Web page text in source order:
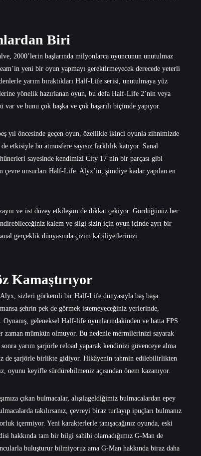
Biri
2000’lerin başlarında milyonlarca oyuncunun unutulmaz
yeni bir oyun yapmayı gerektirmeyecek derecede yeterli
yarım bıraktıkları Half-Life serisi, unutulmaya yüz
yönelik hazırlanan oyun, bu defa Half-Life 2’nin veya
ve bunu çok başka ve çok başarılı biçimde yapıyor.
yıl öncesinde geçen oyun, özellikle ikinci oyunla zihnimizde
bu atmosfere sayısız farklılık katıyor. Sanal
sayesinde kendimizi City 17’nin bir parçası gibi
çevre unsurları Half-Life: Alyx’in, şimdiye kadar yapılan en
ve üst düzey etkileşim de dikkat çekiyor. Gördüğünüz her
kalem ve silgi sizin için oyun içinde ayrı bir
gerçeklik dünyasında çizim kabiliyetlerinizi
Kamaştırıyor
sizleri görkemli bir Half-Life dünyasıyla baş başa
şehrin pek de görmek istemeyeceğiniz yerlerinde,
geleneksel Half-life oyunlarındakinden ve hatta FPS
zaman mümkün olmuyor. Bu nedenle mermilerinizi sayarak
yarım şarjörle reload yaparak kendinizi güvenceye alma
de şarjörle birlikte gidiyor. Hikâyenin tahmin edilebilirlikten
oyunu keyifle sürdürebilmeniz açısından önem kazanıyor.
çıkan bulmacalar, alışılageldiğimiz bulmacalardan epey
takılırsanız, çevreyi biraz turlayıp ipuçları bulmanız
içermiyor. Yeni karakterlerle tanışacağınız oyunda, eski
hakkında tam bir bilgi sahibi olamadığımız G-Man de
buluşturur bilmiyoruz ama G-Man hakkında biraz daha